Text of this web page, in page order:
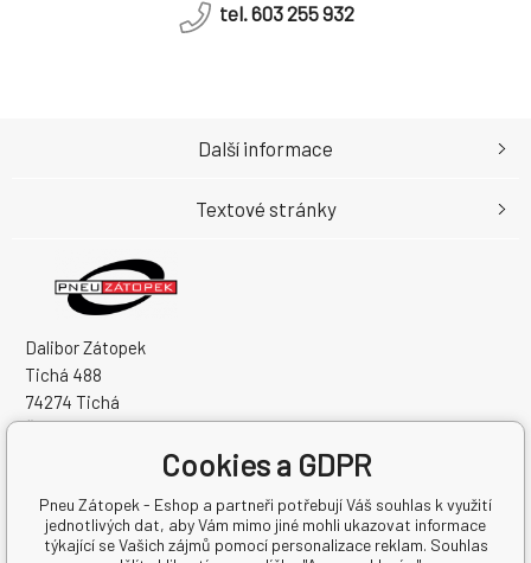
tel. 603 255 932
Dalibor Zátopek
Tichá 488
74274 Tichá
Česká Republika
DIČ: CZ7504094994
Další informace
Textové stránky
Cookies a GDPR
Pneu Zátopek - Eshop a partneři potřebují Váš souhlas k využití
jednotlivých dat, aby Vám mimo jiné mohli ukazovat informace
týkající se Vašich zájmů pomocí personalizace reklam. Souhlas